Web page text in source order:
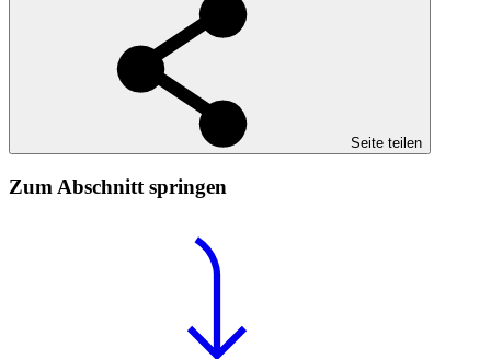
Seite teilen
Zum Abschnitt springen